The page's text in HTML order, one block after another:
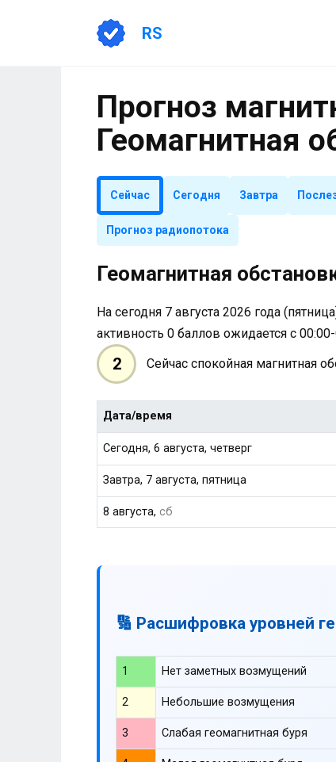
RS
Прогноз
Геомагнитная
Сейчас Сегодня Завтра
Прогноз радиопотока
Геомагнитная
На сегодня 7 августа 2026 года
активность 0 баллов ожидается с
2 Сейчас спокойная магнитная
Дата/время
Сегодня, 6 августа, четверг
Завтра, 7 августа, пятница
8 августа, сб
🔢 Расшифровка уровней
1 Нет заметных возмущений
2 Небольшие возмущения
3 Слабая геомагнитная буря